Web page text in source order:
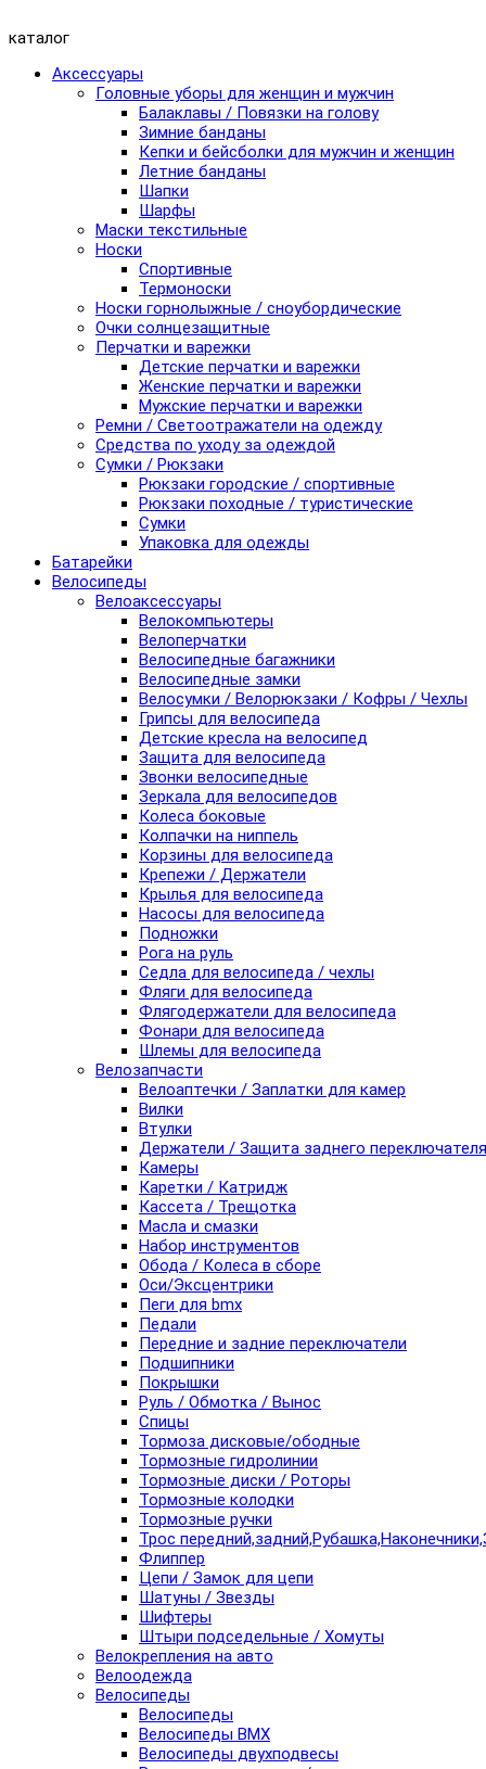
каталог
Аксессуары
Головные уборы для женщин и мужчин
Балаклавы / Повязки на голову
Зимние банданы
Кепки и бейсболки для мужчин и женщин
Летние банданы
Шапки
Шарфы
Маски текстильные
Носки
Спортивные
Термоноски
Носки горнолыжные / сноубордические
Очки солнцезащитные
Перчатки и варежки
Детские перчатки и варежки
Женские перчатки и варежки
Мужские перчатки и варежки
Ремни / Светоотражатели на одежду
Средства по уходу за одеждой
Сумки / Рюкзаки
Рюкзаки городские / спортивные
Рюкзаки походные / туристические
Сумки
Упаковка для одежды
Батарейки
Велосипеды
Велоаксессуары
Велокомпьютеры
Велоперчатки
Велосипедные багажники
Велосипедные замки
Велосумки / Велорюкзаки / Кофры / Чехлы
Грипсы для велосипеда
Детские кресла на велосипед
Защита для велосипеда
Звонки велосипедные
Зеркала для велосипедов
Колеса боковые
Колпачки на ниппель
Корзины для велосипеда
Крепежи / Держатели
Крылья для велосипеда
Насосы для велосипеда
Подножки
Рога на руль
Седла для велосипеда / чехлы
Фляги для велосипеда
Флягодержатели для велосипеда
Фонари для велосипеда
Шлемы для велосипеда
Велозапчасти
Велоаптечки / Заплатки для камер
Вилки
Втулки
Держатели / Защита заднего переключателя
Камеры
Каретки / Катридж
Кассета / Трещотка
Масла и смазки
Набор инструментов
Обода / Колеса в сборе
Оси/Эксцентрики
Пеги для bmx
Педали
Передние и задние переключатели
Подшипники
Покрышки
Руль / Обмотка / Вынос
Спицы
Тормоза дисковые/ободные
Тормозные гидролинии
Тормозные диски / Роторы
Тормозные колодки
Тормозные ручки
Трос
Флиппер
Цепи / Замок для цепи
Шатуны / Звезды
Шифтеры
Штыри подседельные / Хомуты
Велокрепления на авто
Велоодежда
Велосипеды
Велосипеды
Велосипеды BMX
Велосипеды двухподвесы